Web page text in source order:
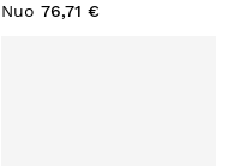
Nuo 76,71 €